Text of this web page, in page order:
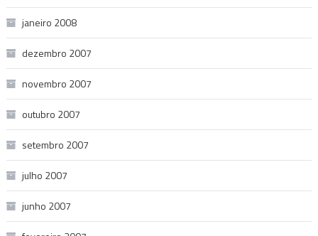
janeiro 2008
dezembro 2007
novembro 2007
outubro 2007
setembro 2007
julho 2007
junho 2007